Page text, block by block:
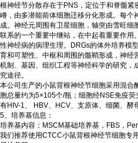
根神经节分散存在于PNS，定位于和脊髓
嵴，由多潜能前体细胞迁移分化形成。每个
成。神经元周围有卫星细胞，轴突由雪旺
联系的一个重要中继站，在中起着重要作
性神经病的病理生理。DRGs的体外培养模
育和可塑性、中枢和周围的髓鞘形成，神
机制、基因、组织工程等神经科学的研究
究途径。
本公司生产的小鼠背根神经节细胞采用混合
胞总量约为5×105个/瓶；细胞经NSE免疫
有HIV-1、 HBV、HCV、支原体、细菌、酵
5、培养基信息：
培养基内容：MSCM基础培养基，FBS，
我们推荐使用CTCC小鼠背根神经节细胞专